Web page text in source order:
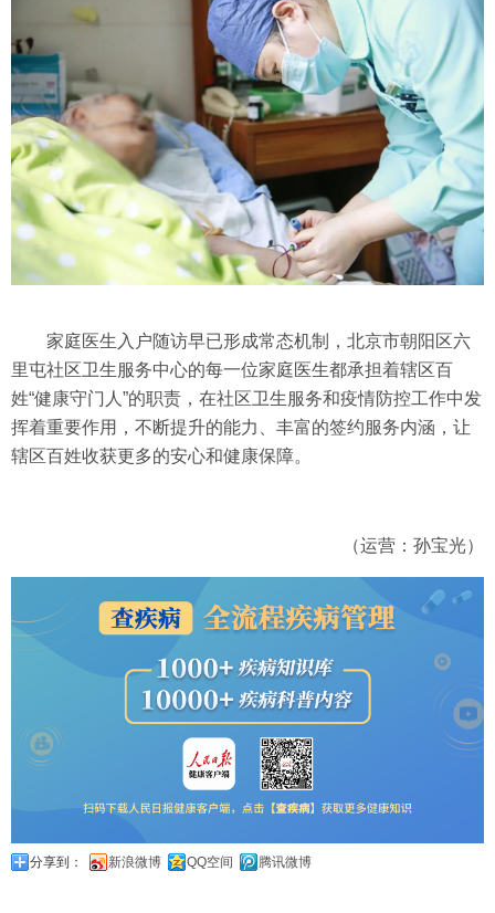
家庭医生入户随访早已形成常态机制，北京市朝阳区六
里屯社区卫生服务中心的每一位家庭医生都承担着辖区百
姓“健康守门人”的职责，在社区卫生服务和疫情防控工作中发
挥着重要作用，不断提升的能力、丰富的签约服务内涵，让
辖区百姓收获更多的安心和健康保障。
（运营：孙宝光）
分享到： 新浪微博 QQ空间 腾讯微博